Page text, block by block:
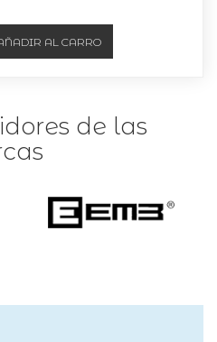
de las